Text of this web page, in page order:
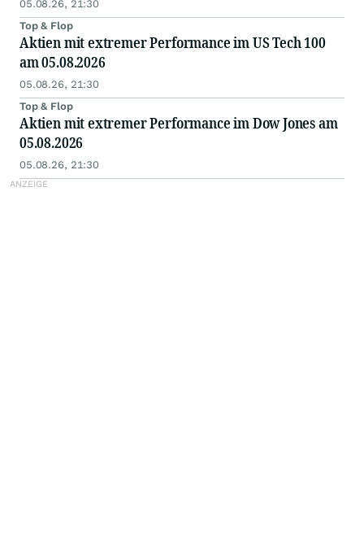
05.08.26, 21:30
Top & Flop
Aktien mit extremer Performance im US Tech 100
am 05.08.2026
05.08.26, 21:30
Top & Flop
Aktien mit extremer Performance im Dow Jones am
05.08.2026
05.08.26, 21:30